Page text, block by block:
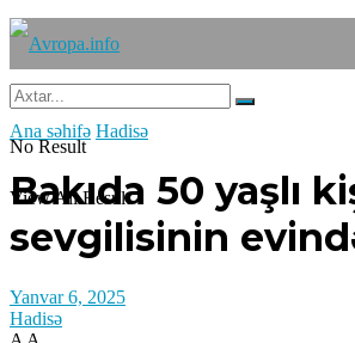
No Result
View All Result
Ana səhifə Hadisə
Bakıda 50 yaşlı
sevgilisinin
Yanvar 6, 2025
Hadisə